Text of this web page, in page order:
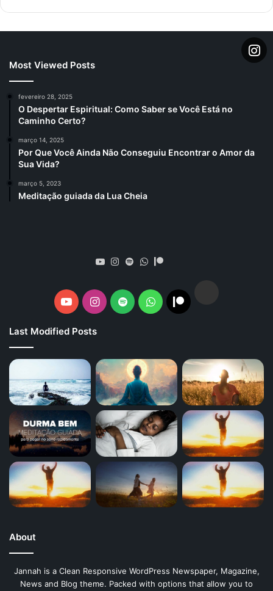
Most Viewed Posts
fevereiro 28, 2025
O Despertar Espiritual: Como Saber se Você Está no
Caminho Certo?
março 14, 2025
Por Que Você Ainda Não Conseguiu Encontrar o Amor da
Sua Vida?
março 5, 2023
Meditação guiada da Lua Cheia
YouTube
Instagram
SpotifyWhatsApp
YouTubeInstagram
SpotifyWhatsAppPatreon
Last Modified Posts
About
Jannah is a Clean Responsive WordPress Newspaper, Magazine,
News and Blog theme. Packed with options that allow you to